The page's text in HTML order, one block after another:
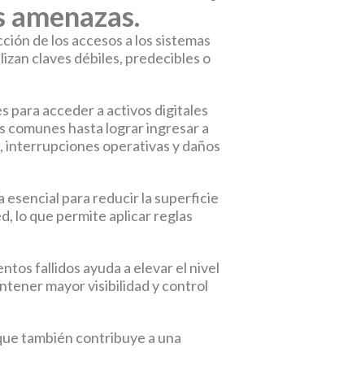
de los accesos a los sistemas
claves débiles, predecibles o
para acceder a activos digitales
hasta lograr ingresar a
interrupciones operativas y daños
esencial para reducir la superficie
lo que permite aplicar reglas
fallidos ayuda a elevar el nivel
mayor visibilidad y control
también contribuye a una